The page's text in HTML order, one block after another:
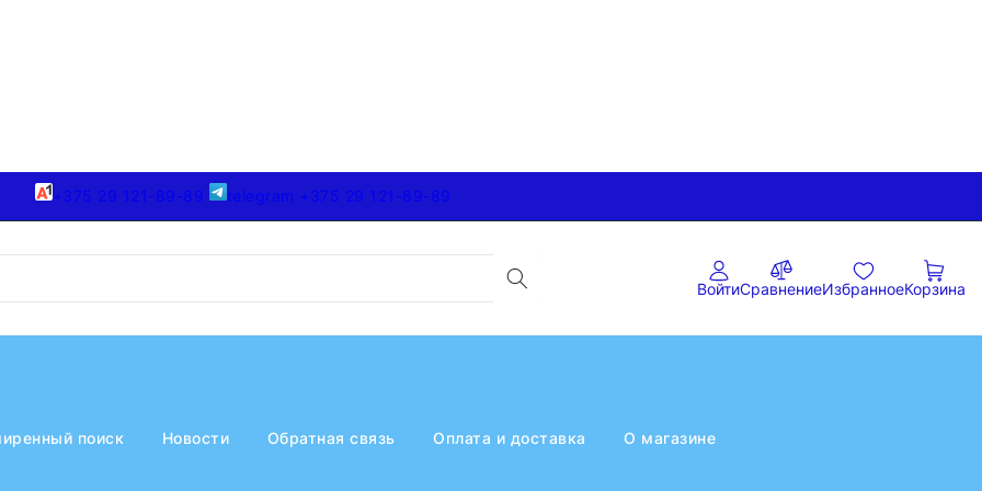
+375 29 121-89-89 telegram +375 29 121-89-89
ВойтиСравнениеИзбранноеКорзина
поиск Новости Обратная связь Оплата и доставка О магазине